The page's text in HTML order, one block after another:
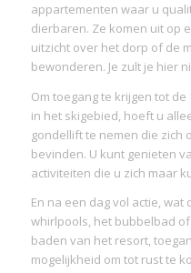
appartementen waar u
dierbaren. Ze komen uit op
uitzicht over het dorp of de
bewonderen. Je zult je hier
Om toegang te krijgen tot
in het skigebied, hoeft u
gondellift te nemen die zich
bevinden. U kunt genieten
activiteiten die u zich maar
En na een dag vol actie,
whirlpools, het bubbelbad
baden van het resort,
mogelijkheid om tot rust te